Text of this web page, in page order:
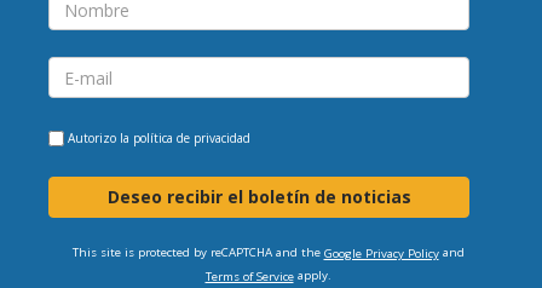
Autorizo la política de privacidad
Deseo recibir el boletín de noticias
This site is protected by reCAPTCHA and the Google Privacy Policyand
Terms of Serviceapply.